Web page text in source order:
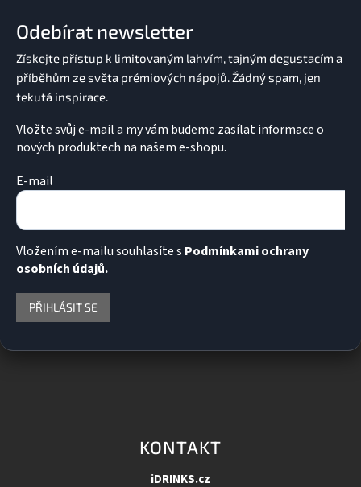
Odebírat newsletter
Vložte svůj e-mail a my vám budeme zasílat informace o
nových produktech na našem e-shopu.
E-mail
Vložením e-mailu souhlasíte s Podmínkami ochrany
osobních údajů.
PŘIHLÁSIT SE
KONTAKT
iDRINKS.cz